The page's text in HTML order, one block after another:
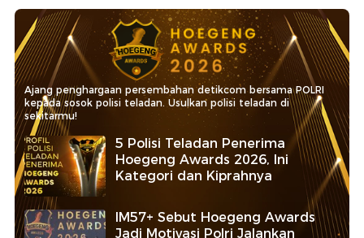
Ajang penghargaan persembahan detikcom bersama POLRI
kepada sosok polisi teladan. Usulkan polisi teladan di
sekitarmu!
5 Polisi Teladan Penerima
Hoegeng Awards 2026, Ini
Kategori dan Kiprahnya
IM57+ Sebut Hoegeng Awards
Jadi Motivasi Polri Jalankan